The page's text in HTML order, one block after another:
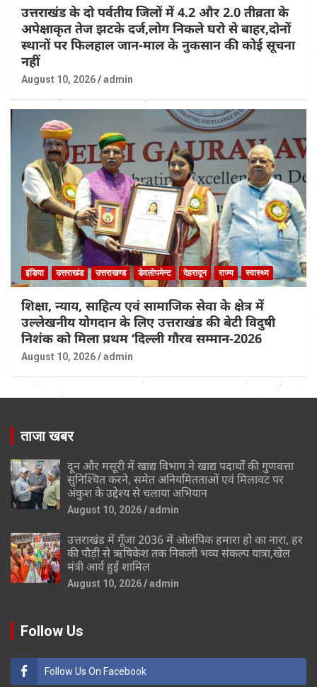
उत्तराखंड के दो पर्वतीय जिलों में 4.2 और 2.0 तीव्रता के
अपेक्षाकृत तेज झटके दर्ज,लोग निकले घरो से बाहर,दोनों
स्थानों पर फिलहाल जान-माल के नुकसान की कोई सूचना
नहीं
August 10, 2026 admin
इंडिया उत्तराखंड उत्तराखण्ड डेवलोपमेन्ट देहरादून राज्य स्वास्थ्य
शिक्षा, न्याय, साहित्य एवं सामाजिक सेवा के क्षेत्र में
उल्लेखनीय योगदान के लिए उत्तराखंड की बेटी विदुषी
निशंक को मिला प्रथम ‘दिल्ली गौरव सम्मान-2026
August 10, 2026 admin
ताजा खबर
दून और मसूरी में खाद्य विभाग ने खाद्य पदार्थों की गुणवत्ता
सुनिश्चित करने, समेत अनियमितताओं एवं मिलावट पर
अंकुश के उद्देश्य से चलाया अभियान
August 10, 2026 admin
उत्तराखंड में गूँजा 2036 में ओलंपिक हमारा हो का नारा, हर
की पौड़ी से ऋषिकेश तक निकली भव्य संकल्प यात्रा,खेल
मंत्री आर्य हुई शामिल
August 10, 2026 admin
Follow Us
Follow Us On Facebook